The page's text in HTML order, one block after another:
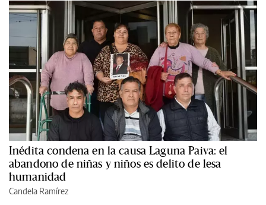
Inédita condena en la causa Laguna Paiva: el
abandono de niñas y niños es delito de lesa
humanidad
Candela Ramírez